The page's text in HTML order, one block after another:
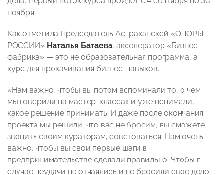
ноября.
Как отметила Председатель Астраханской «ОПОРЫ
РОССИИ» Наталья Батаева, акселератор «Бизнес-
фабрика» — это не образовательная программа, а
курс для прокачивания бизнес-навыков.
«Нам важно, чтобы вы потом вспоминали то, о чем
мы говорили на мастер-классах и уже понимали,
какое решение принимать. И даже после окончания
проекта мы решили, что вас не бросим, вы сможете
звонить своим кураторам, советоваться. Нам очень
важно, чтобы вы свои первые шаги в
предпринимательстве сделали правильно. Чтобы в
случае неудачи не отчаялись и не бросили свое дело.